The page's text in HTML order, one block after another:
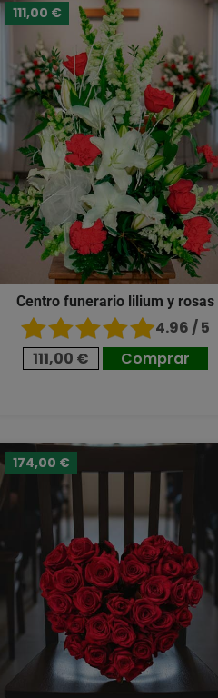
111,00 €
Centro funerario lilium y rosas
4.96 / 5
111,00 €
Comprar
174,00 €